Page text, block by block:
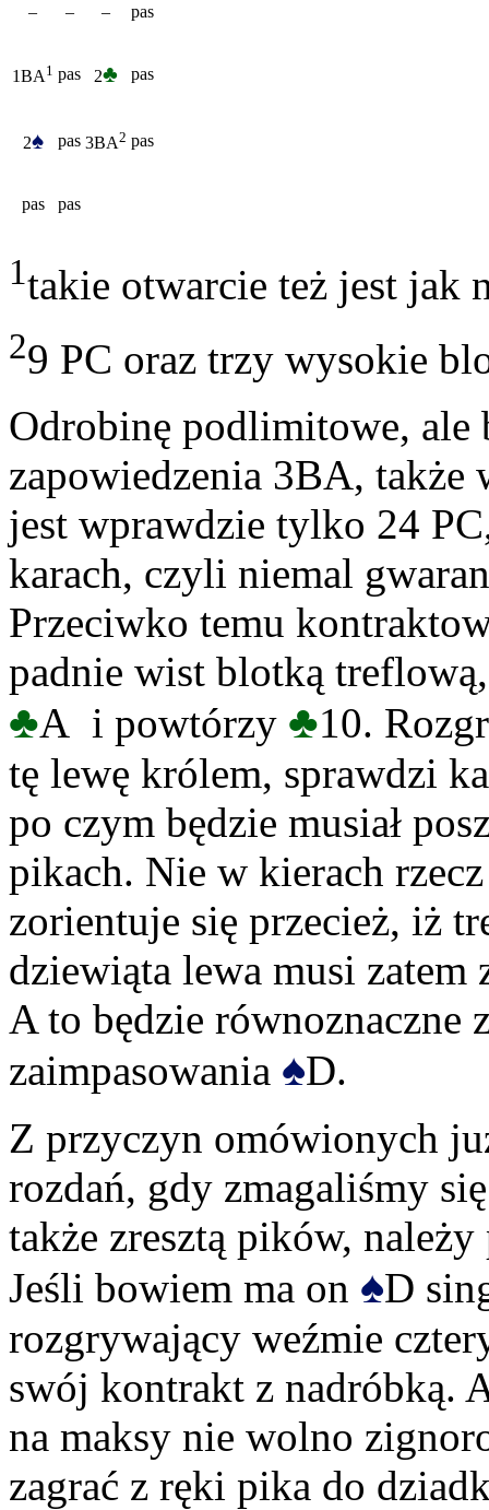
– – – pas
1BA 1 pas 2♣ pas
2♠ pas 3BA2 pas
pas pas
1takie otwarcie też jest jak
29 PC oraz trzy wysokie
Odrobinę podlimitowe, ale
zapowiedzenia 3BA,
jest wprawdzie tylko 24
karach, czyli niemal
Przeciwko temu
padnie wist blotką
♣A i powtórzy ♣10.
tę lewę królem, sprawdzi
po czym będzie musiał
pikach. Nie w kierach
zorientuje się przecież, iż
dziewiąta lewa musi zatem
A to będzie równoznaczne
zaimpasowania ♠D.
Z przyczyn omówionych
rozdań, gdy zmagaliśmy
także zresztą pików,
Jeśli bowiem ma on ♠D
rozgrywający weźmie
swój kontrakt z nadróbką.
na maksy nie wolno
zagrać z ręki pika do